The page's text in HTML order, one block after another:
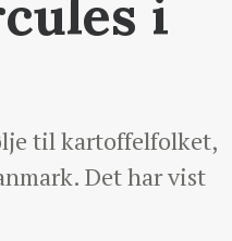
i
til kartoffelfolket,
Det har vist